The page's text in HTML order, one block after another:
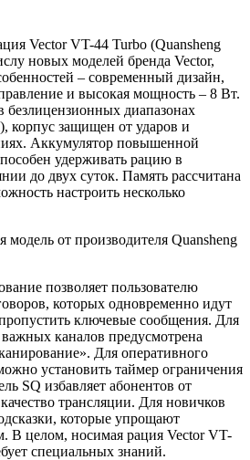
Vector VT-44 Turbo (Quansheng
новых моделей бренда Vector,
– современный дизайн,
и высокая мощность – 8 Вт.
безлицензионных диапазонах
защищен от ударов и
Аккумулятор повышенной
удерживать рацию в
до двух суток. Память рассчитана
настроить несколько
от производителя Quansheng
позволяет пользователю
которых одновременно идут
ключевые сообщения. Для
каналов предусмотрена
Для оперативного
установить таймер ограничения
SQ избавляет абонентов от
трансляции. Для новичков
которые упрощают
В целом, носимая рация Vector VT-
специальных знаний.